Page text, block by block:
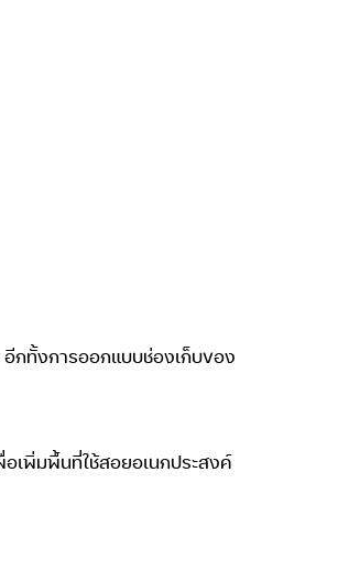
อีกทั้งการออกแบบช่องเก็บของ
เพิ่มพื้นที่ใช้สอยอเนกประสงค์